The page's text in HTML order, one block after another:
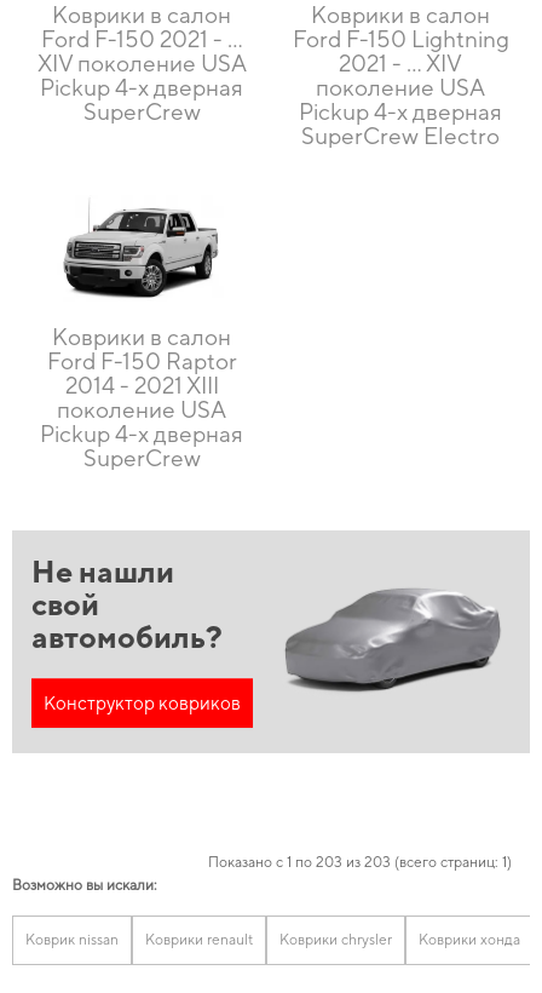
Коврики в салон
Ford F-150 2021 - ...
XIV поколение USA
Pickup 4-х дверная
SuperCrew
Коврики в салон
Ford F-150 Lightning
2021 - ... XIV
поколение USA
Pickup 4-х дверная
SuperCrew Electro
Коврики в салон
Ford F-150 Raptor
2014 - 2021 XIII
поколение USA
Pickup 4-х дверная
SuperCrew
Не нашли
свой
автомобиль?
Конструктор ковриков
Показано с 1 по 203 из 203 (всего страниц: 1)
Возможно вы искали:
Коврик nissan Коврики renault Коврики chrysler Коврики хонда